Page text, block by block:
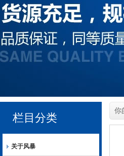
栏目分类
关于风暴
你